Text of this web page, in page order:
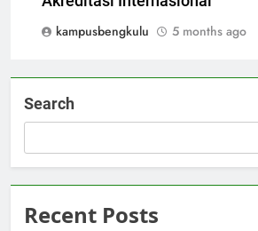
kampusbengkulu
5 months ago
Search
Recent Posts